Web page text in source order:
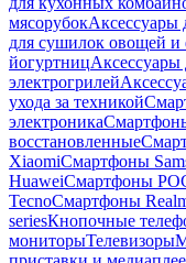
мясорубокАксессуары
для сушилок овощей и
йогуртницАксессуары
электрогрилей
ухода за техникой
электроника
восстановленные
XiaomiСмартфоны
HuaweiСмартфоны
TecnoСмартфоны
seriesКнопочные
мониторыТелевизоры